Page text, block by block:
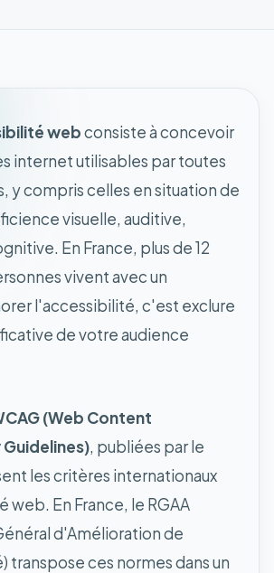
webconsiste à concevoir
internet utilisables par toutes
y compris celles en situation de
visuelle, auditive,
En France, plus de 12
vivent avec un
l'accessibilité, c'est exclure
de votre audience
(Web Content
, publiées par le
les critères internationaux
En France, le RGAA
d'Amélioration de
transpose ces normes dans un